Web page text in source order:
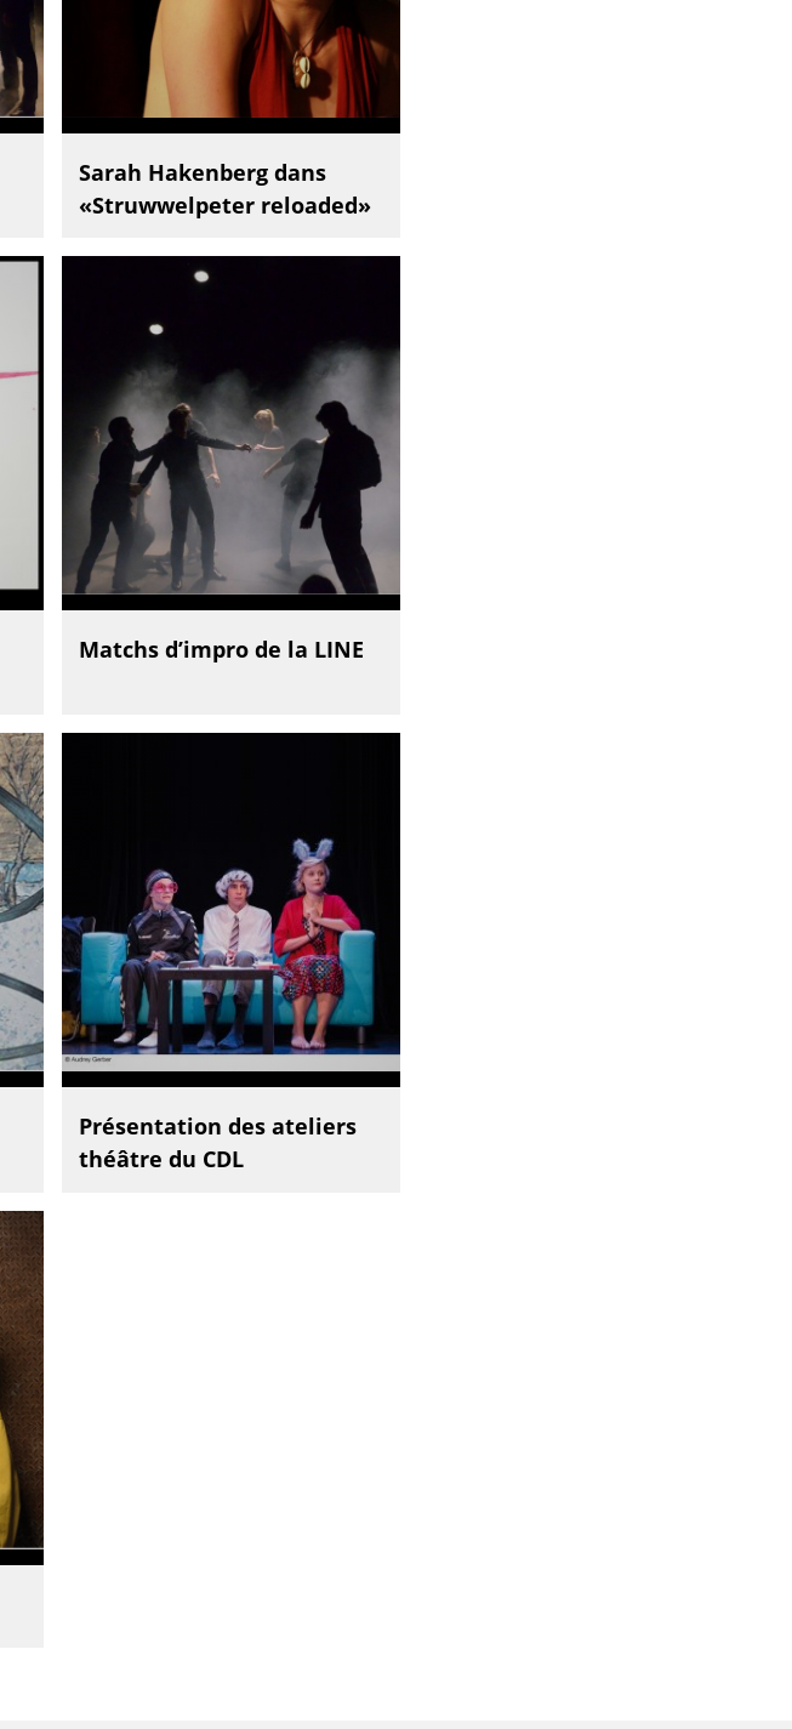
Sarah Hakenberg dans
«Struwwelpeter reloaded»
Matchs d’impro de la LINE
Présentation des ateliers
théâtre du CDL